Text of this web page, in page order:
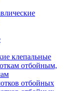
клепальные
отбойным,
отбойных